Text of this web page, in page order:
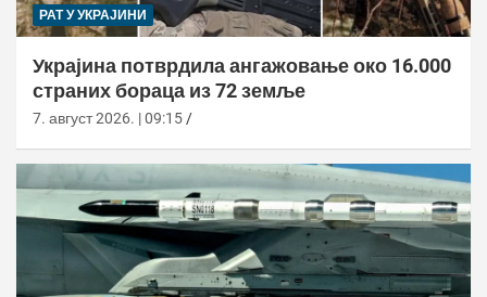
РАТ У УКРАЈИНИ
Украјина потврдила ангажовање око 16.000
страних бораца из 72 земље
7. август 2026. | 09:15